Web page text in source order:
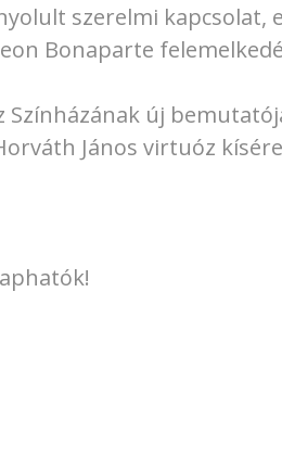
szerelmi kapcsolat,
Bonaparte
új
János virtuóz